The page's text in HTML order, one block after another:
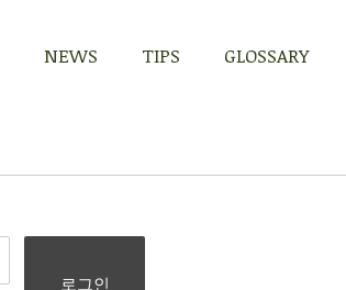
NEWS TIPS GLOSSARY
로그인